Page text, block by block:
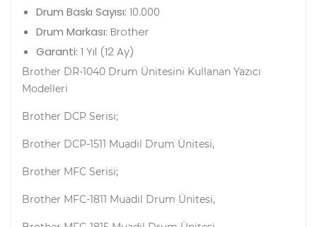
Drum Baskı Sayısı: 10.000
Drum Markası: Brother
Garanti: 1 Yıl (12 Ay)
Brother DR-1040 Drum Ünitesini Kullanan Yazıcı
Modelleri
Brother DCP Serisi;
Brother DCP-1511 Muadil Drum Ünitesi,
Brother MFC Serisi;
Brother MFC-1811 Muadil Drum Ünitesi,